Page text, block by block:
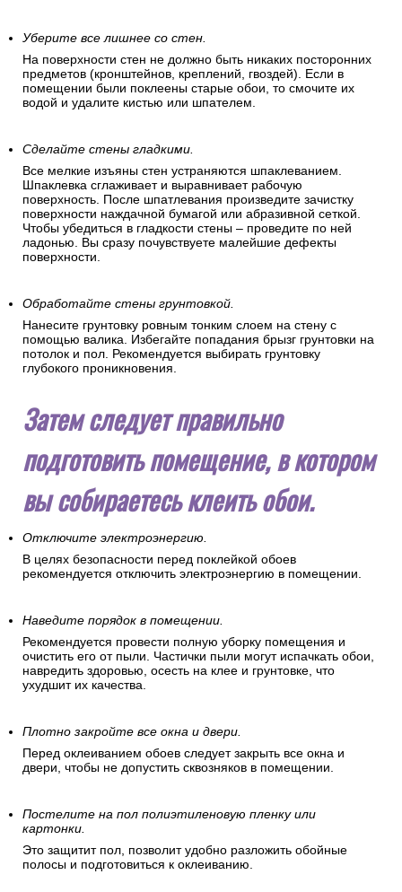
Уберите все лишнее со стен.
На поверхности стен не должно быть никаких посторонних
предметов (кронштейнов, креплений, гвоздей). Если в
помещении были поклеены старые обои, то смочите их
водой и удалите кистью или шпателем.
Сделайте стены гладкими.
Все мелкие изъяны стен устраняются шпаклеванием.
Шпаклевка сглаживает и выравнивает рабочую
поверхность. После шпатлевания произведите зачистку
поверхности наждачной бумагой или абразивной сеткой.
Чтобы убедиться в гладкости стены – проведите по ней
ладонью. Вы сразу почувствуете малейшие дефекты
поверхности.
Обработайте стены грунтовкой.
Нанесите грунтовку ровным тонким слоем на стену с
помощью валика. Избегайте попадания брызг грунтовки на
потолок и пол. Рекомендуется выбирать грунтовку
глубокого проникновения.
Затем следует правильно
подготовить помещение, в котором
вы собираетесь клеить обои.
Отключите электроэнергию.
В целях безопасности перед поклейкой обоев
рекомендуется отключить электроэнергию в помещении.
Наведите порядок в помещении.
Рекомендуется провести полную уборку помещения и
очистить его от пыли. Частички пыли могут испачкать обои,
навредить здоровью, осесть на клее и грунтовке, что
ухудшит их качества.
Плотно закройте все окна и двери.
Перед оклеиванием обоев следует закрыть все окна и
двери, чтобы не допустить сквозняков в помещении.
Постелите на пол полиэтиленовую пленку или
картонки.
Это защитит пол, позволит удобно разложить обойные
полосы и подготовиться к оклеиванию.